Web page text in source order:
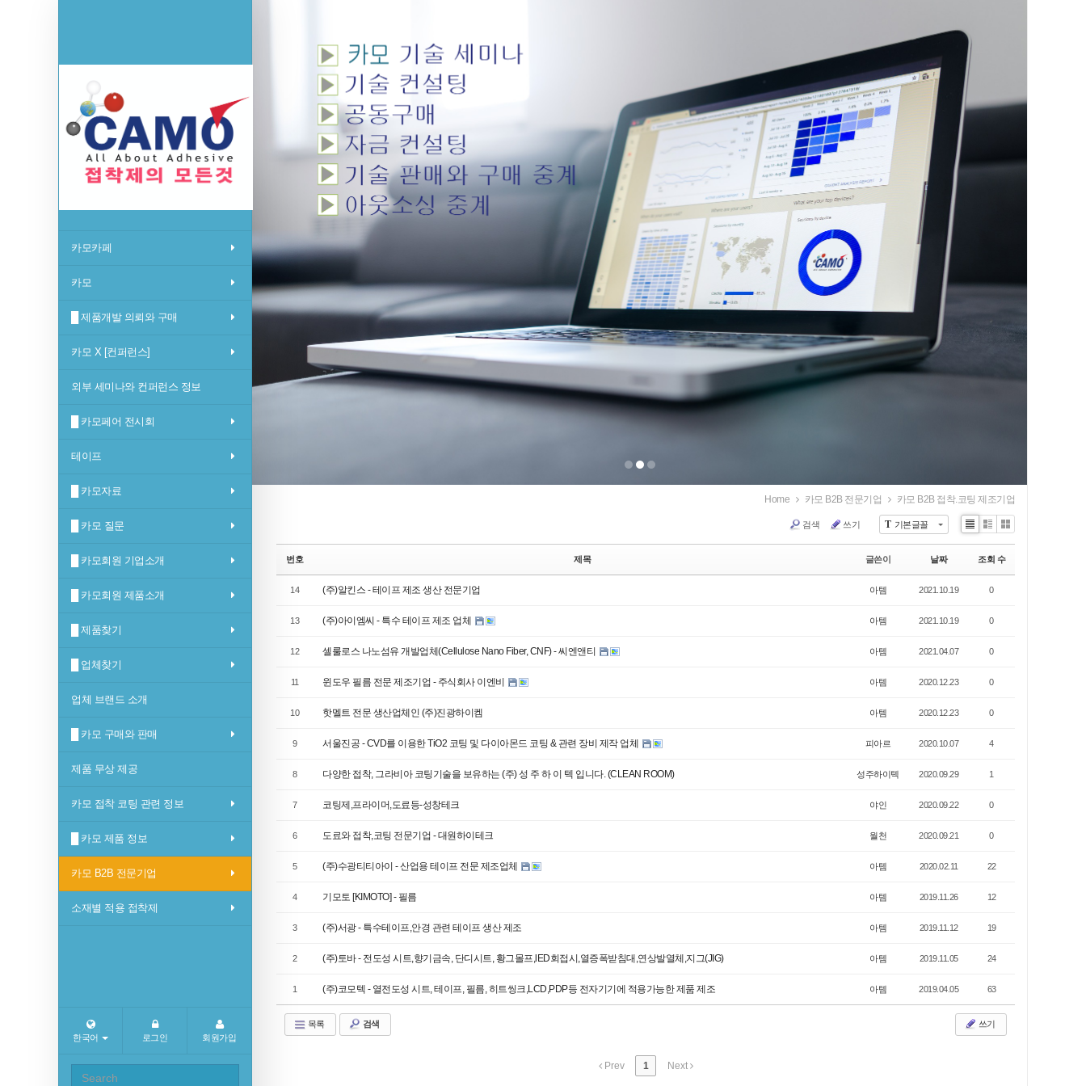
카모카페
카모
█ 제품개발 의뢰와 구매
카모 X [컨퍼런스]
외부 세미나와 컨퍼런스 정보
█ 카모페어 전시회
테이프
█ 카모자료
█ 카모 질문
█ 카모회원 기업소개
█ 카모회원 제품소개
█ 제품찾기
█ 업체찾기
업체 브랜드 소개
█ 카모 구매와 판매
제품 무상 제공
카모 접착 코팅 관련 정보
█ 카모 제품 정보
카모 B2B 전문기업
소재별 적용 접착제
한국어 로그인 회원가입
Home 카모 B2B 전문기업 카모 B2B 접착.코팅 제조기업
T 기본글꼴
검색 쓰기
Li
Zi
e
G
le
번호 제목 글쓴이 날짜 조회 수
14 (주)알킨스 - 테이프 제조 생산 전문기업 아템 2021.10.19 0
13 (주)아이엠씨 - 특수 테이프 제조 업체 아템 2021.10.19 0
12 셀룰로스 나노섬유 개발업체(Cellulose Nano Fiber, CNF) - 씨엔앤티 아템 2021.04.07 0
11 윈도우 필름 전문 제조기업 - 주식회사 이엔비 아템 2020.12.23 0
10 핫멜트 전문 생산업체인 (주)진광하이켐 아템 2020.12.23 0
9 서울진공 - CVD를 이용한 TiO2 코팅 및 다이아몬드 코팅 & 관련 장비 제작 업체 피아르 2020.10.07 4
8 다양한 접착, 그라비아 코팅기술을 보유하는 (주) 성 주 하 이 텍 입니다. (CLEAN ROOM) 성주하이텍 2020.09.29 1
7 코팅제,프라이머,도료등-성창테크 야인 2020.09.22 0
6 도료와 접착,코팅 전문기업 - 대원하이테크 월천 2020.09.21 0
5 (주)수광티티아이 - 산업용 테이프 전문 제조업체 아템 2020.02.11 22
4 기모토 [KIMOTO] - 필름 아템 2019.11.26 12
3 (주)서광 - 특수테이프,안경 관련 테이프 생산 제조 아템 2019.11.12 19
2 (주)토바 - 전도성 시트,향기금속, 단디시트, 황그몰프,lED회접시,열증폭받침대,연상발열체,지그(JIG) 아템 2019.11.05 24
1 (주)코모텍 - 열전도성 시트, 테이프, 필름, 히트씽크,LCD,PDP등 전자기기에 적용가능한 제품 제조 아템 2019.04.05 63
목록 검색 쓰기
Prev 1 Next